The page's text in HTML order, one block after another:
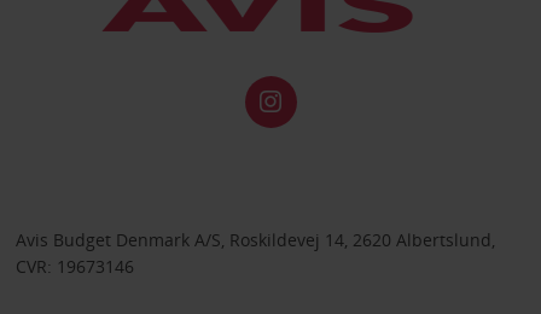
Avis Budget Denmark A/S, Roskildevej 14, 2620 Albertslund,
CVR: 19673146